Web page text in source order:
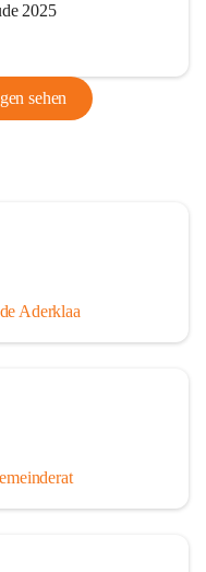
2025
sehen
Aderklaa